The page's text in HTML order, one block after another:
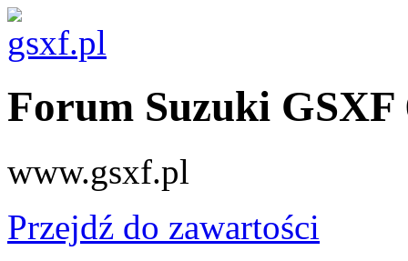
Forum Suzuki GSXF
www.gsxf.pl
Przejdź do zawartości